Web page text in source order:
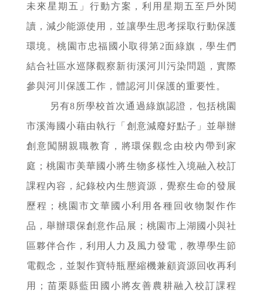
未來星期五」行動方案，利用星期五至戶外閱
讀，減少能源使用，並讓學生思考採取行動保護
環境。桃園市忠福國小取得第2面綠旗，學生們
結合社區水巡隊觀察新街溪河川污染問題，實際
參與河川保護工作，體認河川保護的重要性。
另有8所學校首次通過綠旗認證，包括桃園
市溪海國小藉由執行「創意減廢好點子」並舉辦
創意闖關親職教育，將環保觀念由校內帶到家
庭；桃園市美華國小將生物多樣性入境融入校訂
課程內容，紀錄校內生態資源，覺察生命的發展
歷程；桃園市文華國小利用各種回收物製作作
品，舉辦環保創意作品展；桃園市上湖國小與社
區夥伴合作，利用人力及風力發電，教導學生節
電觀念，並製作寶特瓶壓縮機兼顧資源回收再利
用；苗栗縣藍田國小將友善農耕融入校訂課程